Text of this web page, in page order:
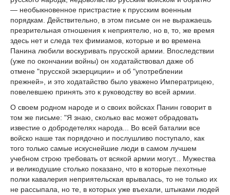
— необыкновенное пристрастие к прусским военным
порядкам. Действительно, в этом письме он не выражаешь
презрительная отношения к неприятелю, но в, то, же время
здесь нет и следа тех фимиамов, которые и во времена
Панина любили воскуривать прусской армии. Впоследствии
(уже по окончании войны) он ходатайствовал даже об
отмене "прусской экзерциции» и об "употреблении
прежней», и это ходатайство было уважено Императрицею,
повелевшею принять это к руководству во всей армии.
О своем родном народе и о своих войсках Панин говорит в
том же письме: "Я знаю, сколько вас может обрадовать
известие о добродетелях народа... Во всей баталии все
войско наше так порядочно и послушливо поступало, как
того только самые искуснейшие люди в самом лучшем
учебном строю требовать от всякой армии могут... Мужества
и великодушие столько показано, что в которые пехотные
полки кавалерия неприятельская врывалась, то не только их
не рассыпала, но те, в которых уже въехали, штыками людей